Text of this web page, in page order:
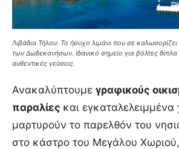
Λιβάδια Τήλου: Το ήσυχο λιμάνι που σε
των Δωδεκανήσων. Ιδανικό σημείο για βόλτες
αυθεντικές γεύσεις.
Ανακαλύπτουμε γραφικούς
παραλίες και
μαρτυρούν το παρελθόν του
στο κάστρο του Μεγάλου